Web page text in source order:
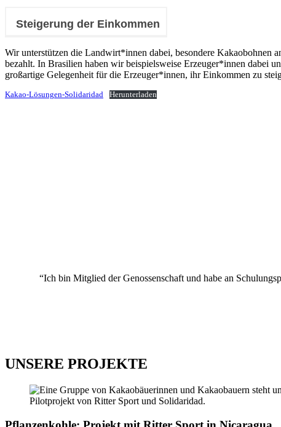
Steigerung der Einkommen
Wir unterstützen die Landwirt*innen dabei, besondere Kakaobohnen
bezahlt. In Brasilien haben wir beispielsweise Erzeuger*innen dabei
großartige Gelegenheit für die Erzeuger*innen, ihr Einkommen zu
Kakao-Lösungen-Solidaridad Herunterladen
“Ich bin Mitglied der Genossenschaft und habe an
UNSERE PROJEKTE